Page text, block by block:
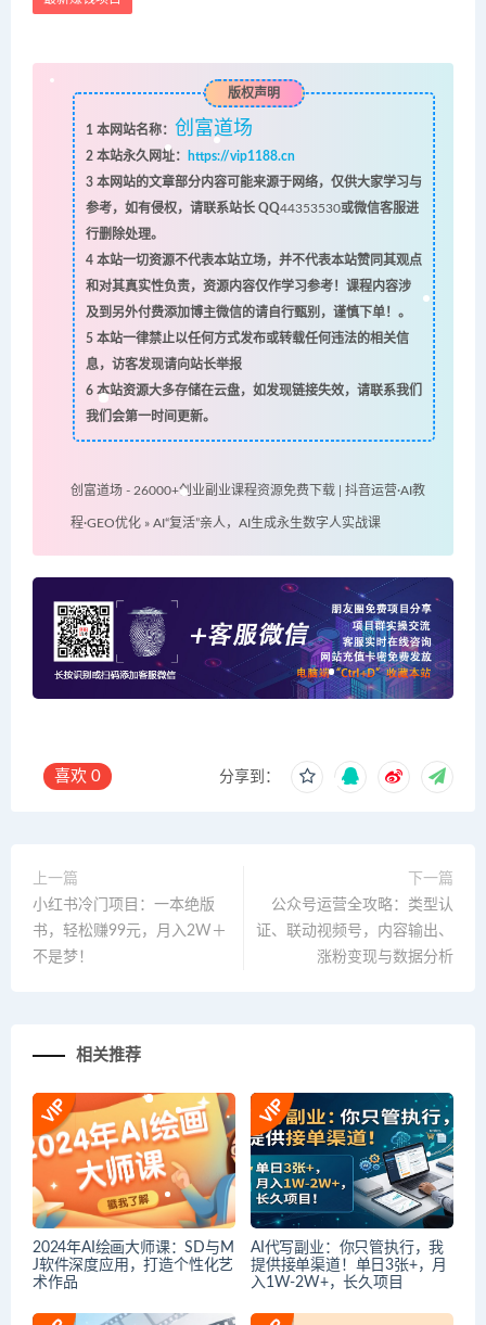
版权声明
1 本网站名称： 创富道场
2本站永久网址：
https://vip1188.cn
3本网站的文章部分内容可能来源于网络，仅供大家学习与
参考，如有侵权，请联系站长 QQ44353530或微信客服进
行删除处理。
4本站一切资源不代表本站立场，并不代表本站赞同其观点
和对其真实性负责，资源内容仅作学习参考！课程内容涉
及到另外付费添加博主微信的请自行甄别，谨慎下单！。
5本站一律禁止以任何方式发布或转载任何违法的相关信
息，访客发现请向站长举报
6本站资源大多存储在云盘，如发现链接失效，请联系我们
我们会第一时间更新。
创富道场 - 26000+创业副业课程资源免费下载 | 抖音运营·AI教
程·GEO优化 » AI“复活”亲人，AI生成永生数字人实战课
喜欢 0 分享到：
上一篇
小红书冷门项目：一本绝版
书，轻松赚99元，月入2W＋
不是梦！
下一篇
公众号运营全攻略：类型认
证、联动视频号，内容输出、
涨粉变现与数据分析
相关推荐
2024年AI绘画大师课：SD与M
J软件深度应用，打造个性化艺
术作品
AI代写副业：你只管执行，我
提供接单渠道！单日3张+，月
入1W-2W+，长久项目